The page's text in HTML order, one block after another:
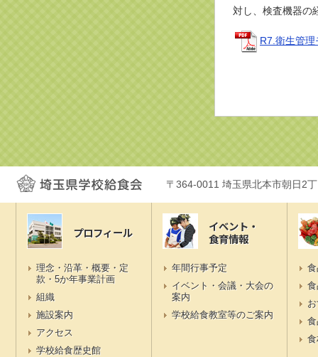
対し、検査機器の
R7.衛生管
〒364-0011 埼玉県北本市朝日2
プロフィール
理念・沿革・概要・定
款・5か年事業計画
組織
施設案内
アクセス
学校給食歴史館
イベント・
食育情報
年間行事予定
イベント・会議・大会の
案内
学校給食教室等のご案内